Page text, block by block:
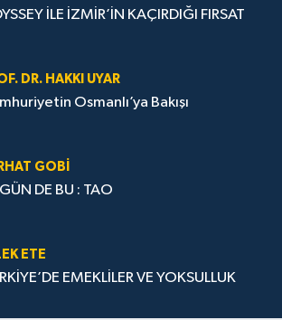
İLE İZMİR’İN KAÇIRDIĞI FIRSAT
DR. HAKKI UYAR
Osmanlı’ya Bakışı
GOBİ
DE BU : TAO
ETE
EMEKLİLER VE YOKSULLUK